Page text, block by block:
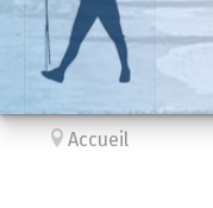
Accueil